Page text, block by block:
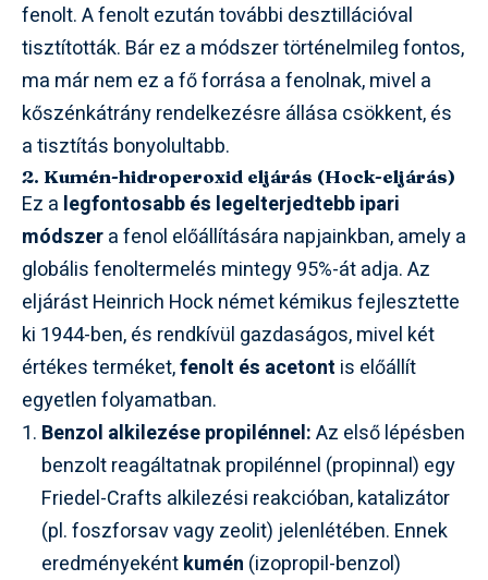
fenolt. A fenolt ezután további desztillációval
tisztították. Bár ez a módszer történelmileg fontos,
ma már nem ez a fő forrása a fenolnak, mivel a
kőszénkátrány rendelkezésre állása csökkent, és
a tisztítás bonyolultabb.
2. Kumén-hidroperoxid eljárás (Hock-eljárás)
Ez a legfontosabb és legelterjedtebb ipari
módszera fenol előállítására napjainkban, amely a
globális fenoltermelés mintegy 95%-át adja. Az
eljárást Heinrich Hock német kémikus fejlesztette
ki 1944-ben, és rendkívül gazdaságos, mivel két
értékes terméket,fenolt és acetont is előállít
egyetlen folyamatban.
Benzol alkilezése propilénnel:Az első lépésben
benzolt reagáltatnak propilénnel (propinnal) egy
Friedel-Crafts alkilezési reakcióban, katalizátor
(pl. foszforsav vagy zeolit) jelenlétében. Ennek
eredményekéntkumén (izopropil-benzol)